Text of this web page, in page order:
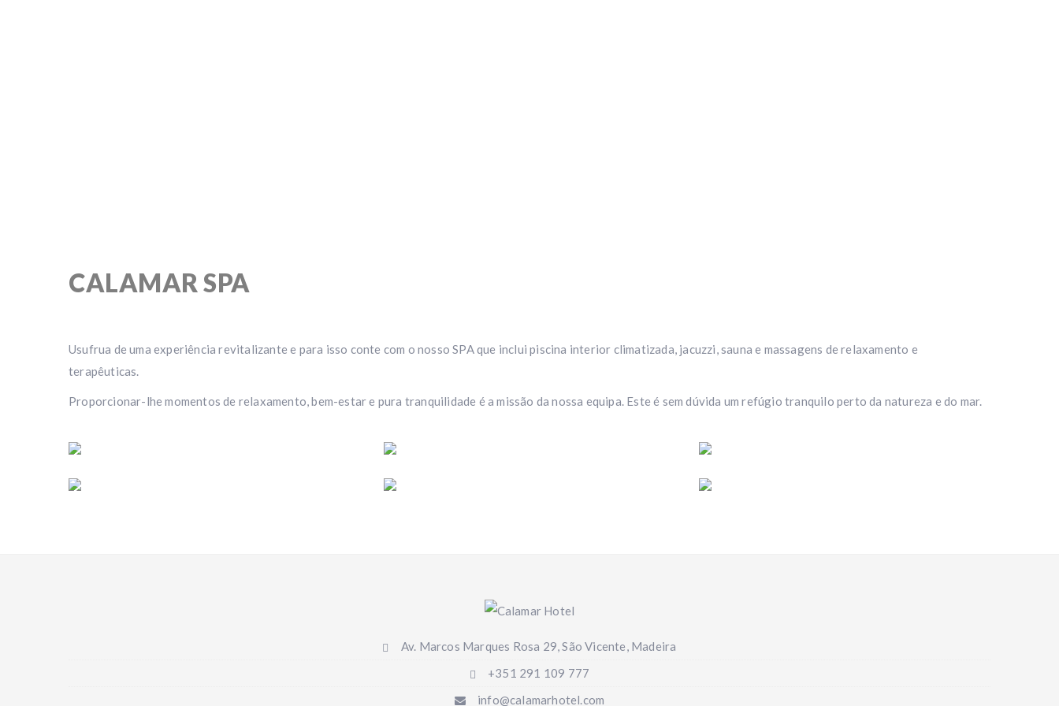
CALAMAR SPA
Usufrua de uma experiência revitalizante e para isso conte com o nosso SPA que inclui piscina interior climatizada, jacuzzi, sauna e massagens de relaxamento e
terapêuticas.
Proporcionar-lhe momentos de relaxamento, bem-estar e pura tranquilidade é a missão da nossa equipa. Este é sem dúvida um refúgio tranquilo perto da natureza e do mar.
Av. Marcos Marques Rosa 29, São Vicente, Madeira
+351 291 109 777
info@calamarhotel.com